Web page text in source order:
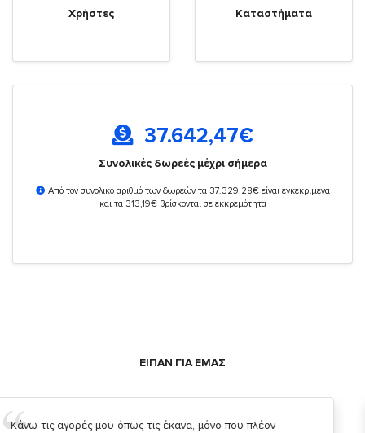
Χρήστες Καταστήματα
37.642,47€
Συνολικές δωρεές μέχρι σήμερα
Από τον συνολικό αριθμό των δωρεών τα 37.329,28€ είναι εγκεκριμένα
και τα 313,19€ βρίσκονται σε εκκρεμότητα
ΕΙΠΑΝ ΓΙΑ ΕΜΑΣ
Σας ευχαριστώ που μας δίνετε την δυνατότητα να κάνουμε